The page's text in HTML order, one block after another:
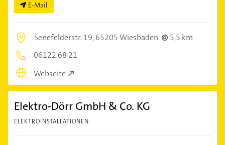
E-Mail
Senefelderstr. 19,65205 Wiesbaden
5,5 km
06122 68 21
Webseite
Elektro-Dörr GmbH & Co. KG
ELEKTROINSTALLATIONEN